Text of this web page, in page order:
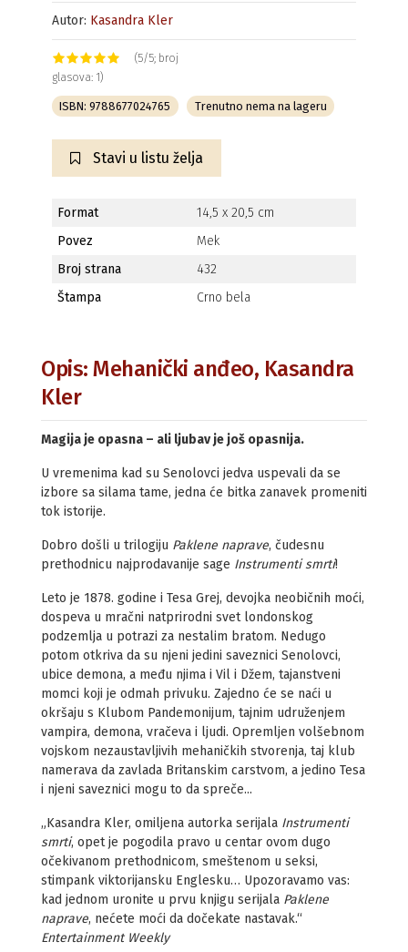
Autor: Kasandra Kler
(5/5; broj
glasova: 1)
ISBN: 9788677024765 Trenutno nema na lageru
Stavi u listu želja
Format
14,5 x 20,5 cm
Povez
Mek
Broj strana
432
Štampa
Crno bela
Opis: Mehanički anđeo, Kasandra
Kler
Magija je opasna – ali ljubav je još opasnija.
U vremenima kad su Senolovci jedva uspevali da se
izbore sa silama tame, jedna će bitka zanavek promeniti
tok istorije.
Dobro došli u trilogiju Paklene naprave, čudesnu
prethodnicu najprodavanije sage Instrumenti smrti!
Leto je 1878. godine i Tesa Grej, devojka neobičnih moći,
dospeva u mračni natprirodni svet londonskog
podzemlja u potrazi za nestalim bratom. Nedugo
potom otkriva da su njeni jedini saveznici Senolovci,
ubice demona, a među njima i Vil i Džem, tajanstveni
momci koji je odmah privuku. Zajedno će se naći u
okršaju s Klubom Pandemonijum, tajnim udruženjem
vampira, demona, vračeva i ljudi. Opremljen volšebnom
vojskom nezaustavljivih mehaničkih stvorenja, taj klub
namerava da zavlada Britanskim carstvom, a jedino Tesa
i njeni saveznici mogu to da spreče...
„Kasandra Kler, omiljena autorka serijala Instrumenti
smrti, opet je pogodila pravo u centar ovom dugo
očekivanom prethodnicom, smeštenom u seksi,
stimpank viktorijansku Englesku… Upozoravamo vas:
kad jednom uronite u prvu knjigu serijala Paklene
naprave, nećete moći da dočekate nastavak.“
Entertainment Weekly